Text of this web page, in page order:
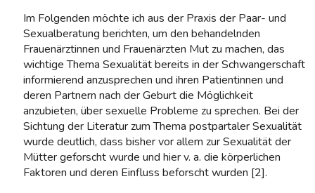
Im Folgenden möchte ich aus der Praxis der Paar- und
Sexualberatung berichten, um den behandelnden
Frauenärztinnen und Frauenärzten Mut zu machen, das
wichtige Thema Sexualität bereits in der Schwangerschaft
informierend anzusprechen und ihren Patientinnen und
deren Partnern nach der Geburt die Möglichkeit
anzubieten, über sexuelle Probleme zu sprechen. Bei der
Sichtung der Literatur zum Thema postpartaler Sexualität
wurde deutlich, dass bisher vor allem zur Sexualität der
Mütter geforscht wurde und hier v. a. die körperlichen
Faktoren und deren Einfluss beforscht wurden [2].